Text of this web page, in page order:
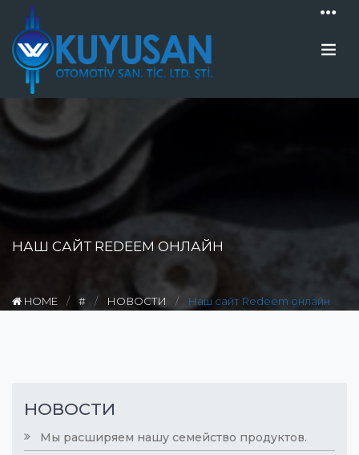
НАШ САЙТ REDEEM ОНЛАЙН
HOME # НОВОСТИ Наш сайт Redeem онлайн
НОВОСТИ
Мы расширяем нашу семейство продуктов.